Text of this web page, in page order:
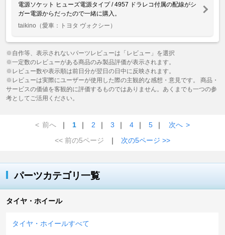
電源ソケット ヒューズ電源タイプ / 4957 ドラレコ付属の配線がシ
ガー電源からだったので一緒に購入。
taikino （愛車：トヨタ ヴォクシー）
※自作等、表示されないパーツレビューは「レビュー」を選択
※一定数のレビューがある商品のみ製品評価が表示されます。
※レビュー数や表示順は前日分が翌日の日中に反映されます。
※レビューは実際にユーザーが使用した際の主観的な感想・意見です。 商品・
サービスの価値を客観的に評価するものではありません。あくまでも一つの参
考としてご活用ください。
< 前へ ｜ 1 ｜ 2 ｜ 3 ｜ 4 ｜ 5 ｜ 次へ >
<< 前の5ページ
｜ 次の5ページ >>
パーツカテゴリ一覧
タイヤ・ホイール
タイヤ・ホイールすべて